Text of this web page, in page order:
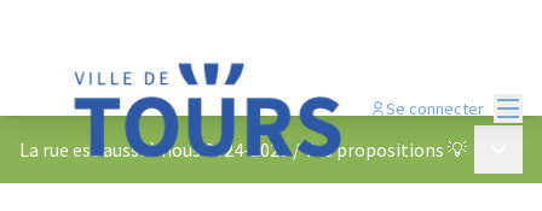
Se connecter
La rue est aussi à nous 2024-2025 /Vos propositions 💡